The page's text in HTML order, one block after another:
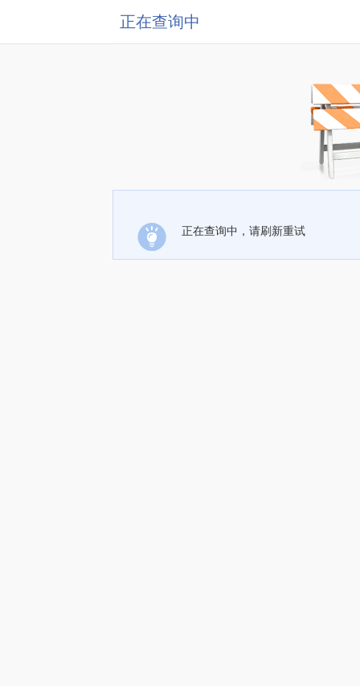
正在查询中
正在查询中，请刷新重试